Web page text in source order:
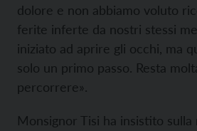
dolore e non abbiamo voluto
ferite inferte da nostri stessi
iniziato ad aprire gli occhi, ma
solo un primo passo. Resta
percorrere».
Monsignor Tisi ha insistito sulla